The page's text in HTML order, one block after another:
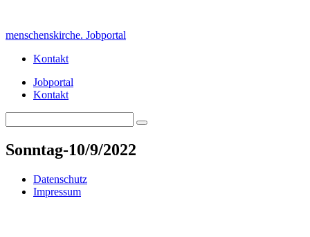
content
menschenskirche. Jobportal
Kontakt
Jobportal
Kontakt
for:
Search
Sonntag-10/9/2022
Datenschutz
Impressum